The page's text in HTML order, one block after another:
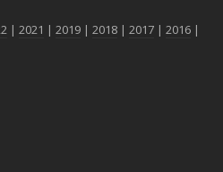
| 2021 | 2019 | 2018 | 2017 | 2016 |